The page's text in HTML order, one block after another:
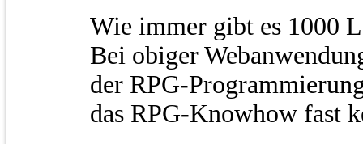
Wie immer gibt es 1000
Bei obiger
der RPG-
das RPG-Knowhow fast